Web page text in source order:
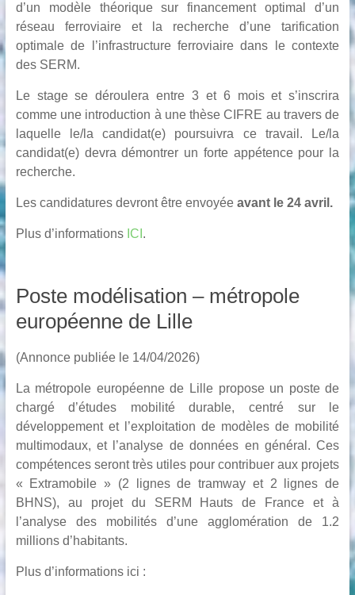
d’un modèle théorique sur financement optimal d’un
réseau ferroviaire et la recherche d’une tarification
optimale de l’infrastructure ferroviaire dans le contexte
des SERM.
Le stage se déroulera entre 3 et 6 mois et s’inscrira
comme une introduction à une thèse CIFRE au travers de
laquelle le/la candidat(e) poursuivra ce travail. Le/la
candidat(e) devra démontrer un forte appétence pour la
recherche.
Les candidatures devront être envoyée avant le 24 avril.
Plus d’informations ICI .
Poste modélisation – métropole
européenne de Lille
(Annonce publiée le 14/04/2026)
La métropole européenne de Lille propose un poste de
chargé d’études mobilité durable, centré sur le
développement et l’exploitation de modèles de mobilité
multimodaux, et l’analyse de données en général. Ces
compétences seront très utiles pour contribuer aux projets
« Extramobile » (2 lignes de tramway et 2 lignes de
BHNS), au projet du SERM Hauts de France et à
l’analyse des mobilités d’une agglomération de 1.2
millions d’habitants.
Plus d’informations ici :